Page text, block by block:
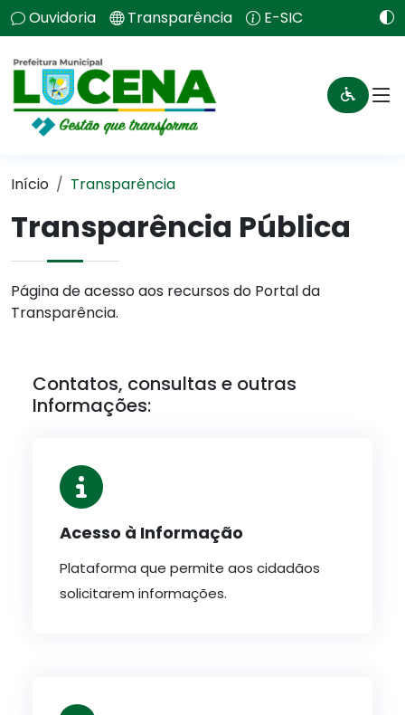
Ouvidoria Transparência E-SIC
Início Transparência
Transparência Pública
Página de acesso aos recursos do Portal da
Transparência.
Contatos, consultas e outras
Informações:
Acesso à Informação
Plataforma que permite aos cidadãos
solicitarem informações.